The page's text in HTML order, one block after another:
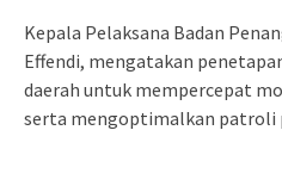
Kepala Pelaksana Badan
Effendi, mengatakan
daerah untuk mempercepat
serta mengoptimalkan patroli